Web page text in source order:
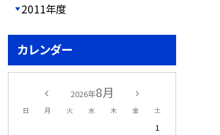
2011年度
カレンダー
2026年8月
日 月 火 水 木 金 土
1